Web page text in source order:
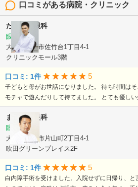
口コミがある病院・クリニック
たかやま眼科
眼科
大阪府吹田市佐竹台1丁目4-1
クリニックモール3階
口コミ: 1件 5
子どもと母がお世話になりました。 待ち時間は
モチャで遊んだりして待てました。 とても優しい
まつもと眼科
眼科
大阪府吹田市片山町2丁目4-1
吹田グリーンプレイス2F
口コミ: 1件 5
白内障手術を受けました。入院せずに日帰り、